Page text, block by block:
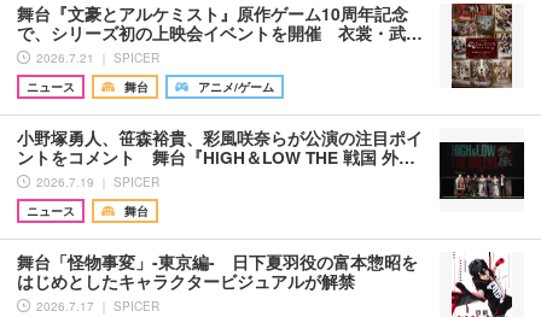
舞台『文豪とアルケミスト』原作ゲーム10周年記念
で、シリーズ初の上映会イベントを開催 衣裳・武…
2026.7.21 ｜ SPICER
ニュース
舞台 アニメ/ゲーム
小野塚勇人、笹森裕貴、彩風咲奈らが公演の注目ポイ
ントをコメント 舞台『HiGH＆LOW THE 戦国 外…
2026.7.19 ｜ SPICER
ニュース
舞台
舞台「怪物事変」-東京編- 日下夏羽役の富本惣昭を
はじめとしたキャラクタービジュアルが解禁
2026.7.17 ｜ SPICER